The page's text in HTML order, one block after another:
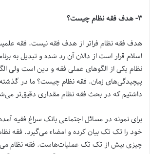
۳- هدف فقه نظام چیست؟
هدف فقه نظام فراتر از هدف فقه نیست. فقه
اسلام قرار است از دالان آن رد شده و تبدیل به
نظام یکی از الگوهای عملی فقه و دین است ولی
پیچیدگی‌های زمان. فقه نظام چیست؟ ما در گذشته
داشتیم که در بحث فقه نظام مقداری دقیق‌تر
برای نمونه در مسائل اجتماعی بانک سراغ فقیه
خود را تک تک بیان کرده و امضاء می‌گیرد. فقه
چیزی بیش از تک تک عملیات‌هاست. فقه نظام